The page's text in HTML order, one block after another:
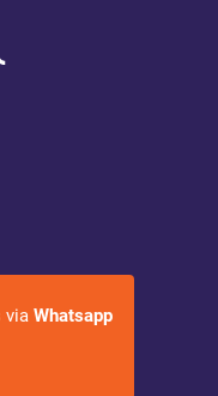
via Whatsapp